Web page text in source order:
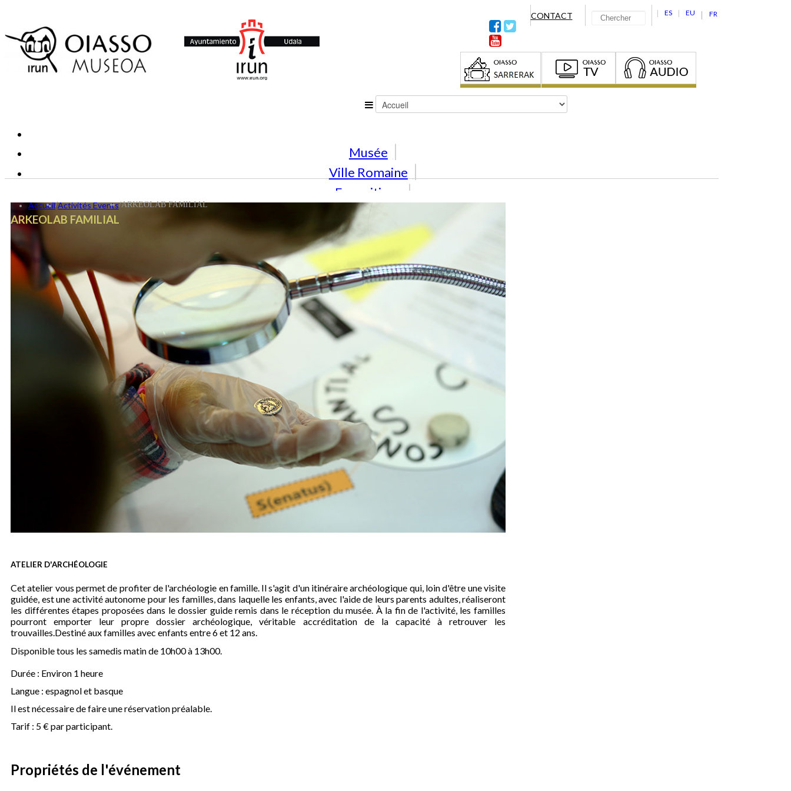
ES EU FR
CONTACT
Musée
Ville Romaine
Expositions
Activités
En famille
Éducation
Infos pratiques
Accueil/Activités Events/ARKEOLAB FAMILIAL
ARKEOLAB FAMILIAL
ATELIER D'ARCHÉOLOGIE
Cet atelier vous permet de profiter de l'archéologie en famille. Il s'agit d'un itinéraire archéologique qui, loin d'être une visite
guidée, est une activité autonome pour les familles, dans laquelle les enfants, avec l'aide de leurs parents adultes, réaliseront
les différentes étapes proposées dans le dossier guide remis dans le réception du musée. À la fin de l'activité, les familles
pourront emporter leur propre dossier archéologique, véritable accréditation de la capacité à retrouver les
trouvailles.Destiné aux familles avec enfants entre 6 et 12 ans.
Disponible tous les samedis matin de 10h00 à 13h00.
Durée : Environ 1 heure
Langue : espagnol et basque
Il est nécessaire de faire une réservation préalable.
Tarif : 5 € par participant.
Propriétés de l'événement